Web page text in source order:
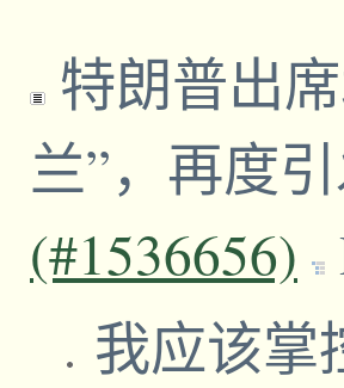
特朗普出
兰”，再度
(#1536656)
我应该掌